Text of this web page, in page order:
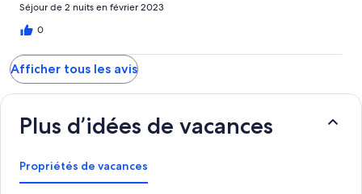
Séjour de 2 nuits en février 2023
0
Afficher tous les avis
Plus d’idées de vacances
Propriétés de vacances